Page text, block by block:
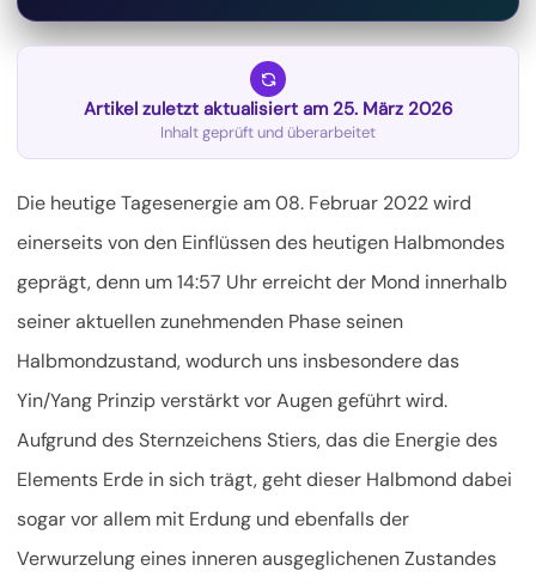
Artikel zuletzt aktualisiert am 25. März 2026
Inhalt geprüft und überarbeitet
Die heutige Tagesenergie am 08. Februar 2022 wird
einerseits von den Einflüssen des heutigen Halbmondes
geprägt, denn um 14:57 Uhr erreicht der Mond innerhalb
seiner aktuellen zunehmenden Phase seinen
Halbmondzustand, wodurch uns insbesondere das
Yin/Yang Prinzip verstärkt vor Augen geführt wird.
Aufgrund des Sternzeichens Stiers, das die Energie des
Elements Erde in sich trägt, geht dieser Halbmond dabei
sogar vor allem mit Erdung und ebenfalls der
Verwurzelung eines inneren ausgeglichenen Zustandes